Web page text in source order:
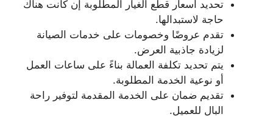
تحديد أسعار قطع الغيار المطلوبة إن كانت هناك
حاجة لاستبدالها.
تقدم عروضًا وخصومات على خدمات الصيانة
لزيادة جاذبية العرض.
يتم تحديد تكلفة العمالة بناءً على ساعات العمل
أو نوعية الخدمة المطلوبة.
تقديم ضمان على الخدمة المقدمة لتوفير راحة
البال للعميل.